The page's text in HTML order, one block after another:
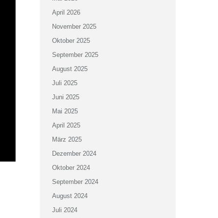
April 2026
November 2025
Oktober 2025
September 2025
August 2025
Juli 2025
Juni 2025
Mai 2025
April 2025
März 2025
Dezember 2024
Oktober 2024
September 2024
August 2024
Juli 2024